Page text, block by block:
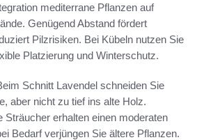
mediterrane Pflanzen auf
Genügend Abstand fördert
Pilzrisiken. Bei Kübeln nutzen Sie
Platzierung und Winterschutz.
Schnitt Lavendel schneiden Sie
aber nicht zu tief ins alte Holz.
Sträucher erhalten einen moderaten
Bedarf verjüngen Sie ältere Pflanzen.